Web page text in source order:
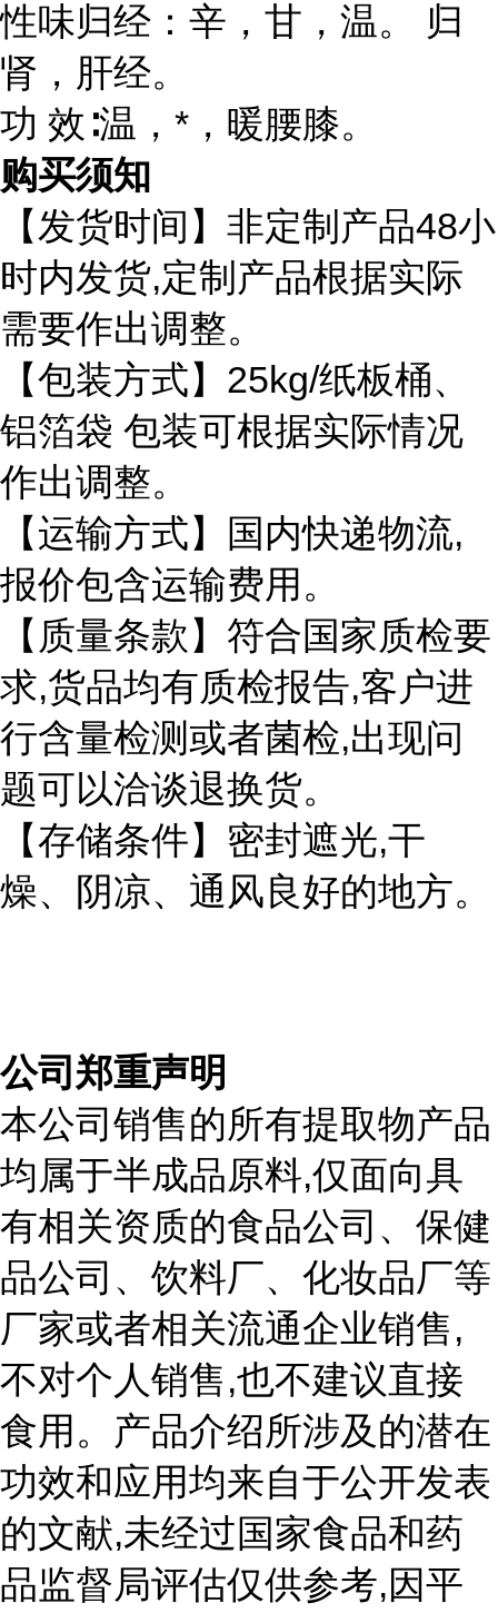
性味归经：辛，甘，温。 归
肾，肝经。
功 效∶温，*，暖腰膝。
购买须知
【发货时间】非定制产品48小
时内发货,定制产品根据实际
需要作出调整。
【包装方式】 25kg/纸板桶、
铝箔袋 包装可根据实际情况
作出调整。
【运输方式】国内快递物流,
报价包含运输费用。
【质量条款】符合国家质检要
求,货品均有质检报告,客户进
行含量检测或者菌检,出现问
题可以洽谈退换货。
【存储条件】密封遮光,干
燥、阴凉、通风良好的地方。
公司郑重声明
本公司销售的所有提取物产品
均属于半成品原料,仅面向具
有相关资质的食品公司、保健
品公司、饮料厂、化妆品厂等
厂家或者相关流通企业销售,
不对个人销售,也不建议直接
食用。产品介绍所涉及的潜在
功效和应用均来自于公开发表
的文献,未经过国家食品和药
品监督局评估仅供参考,因平